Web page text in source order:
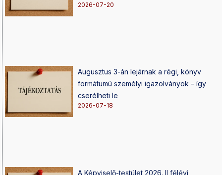
2026-07-20
Augusztus 3-án lejárnak a régi, könyv
formátumú személyi igazolványok – így
cserélheti le
2026-07-18
A Képviselő-testület 2026. II félévi